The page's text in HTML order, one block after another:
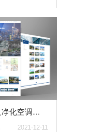
暖通空调工程/精密及净化空调工程/冷库工程响应式官网 蜀信暖通工程公司官网2021版
2021-12-11